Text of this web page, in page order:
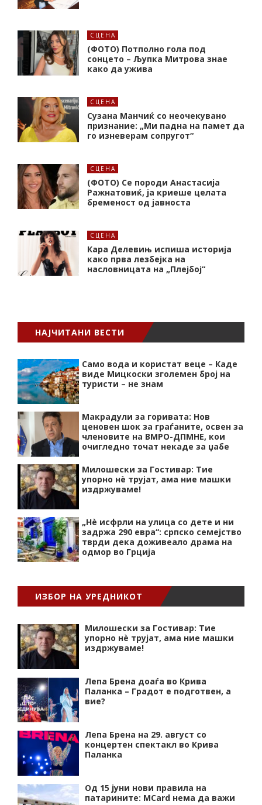
СЦЕНА
(ФОТО) Потполно гола под
сонцето – Љупка Митрова знае
како да ужива
СЦЕНА
Сузана Манчиќ со неочекувано
признание: „Ми падна на памет да
го изневерам сопругот“
СЦЕНА
(ФОТО) Се породи Анастасија
Ражнатовиќ, ја криеше целата
бременост од јавноста
СЦЕНА
Кара Делевињ испиша историја
како прва лезбејка на
насловницата на „Плејбој“
НАЈЧИТАНИ ВЕСТИ
Само вода и користат веце – Каде
виде Мицкоски зголемен број на
туристи – не знам
Макрадули за горивата: Нов
ценовен шок за граѓаните, освен за
членовите на ВМРО-ДПМНЕ, кои
очигледно точат некаде за џабе
Милошески за Гостивар: Тие
упорно нѐ трујат, ама ние машки
издржуваме!
„Нѐ исфрли на улица со дете и ни
задржа 290 евра“: српско семејство
тврди дека доживеало драма на
одмор во Грција
ИЗБОР НА УРЕДНИКОТ
Милошески за Гостивар: Тие
упорно нѐ трујат, ама ние машки
издржуваме!
Лепа Брена доаѓа во Крива
Паланка – Градот е подготвен, а
вие?
Лепа Брена на 29. август со
концертен спектакл во Крива
Паланка
Од 15 јуни нови правила на
патарините: MCard нема да важи